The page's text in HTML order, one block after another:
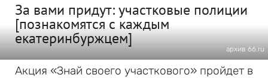
За вами придут: участковые полиции
[познакомятся с каждым
екатеринбуржцем]
архив 66.ru
Акция «Знай своего участкового» пройдет в